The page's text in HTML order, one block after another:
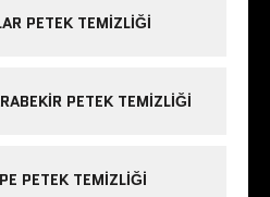
PETEK TEMIZLIĞI
PETEK TEMIZLIĞI
PETEK TEMIZLIĞI